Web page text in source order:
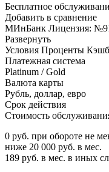
Бесплатное
Добавить в сравнение
МИнБанк Лицензия:
Развернуть
Условия Проценты
Платежная система
Platinum / Gold
Валюта карты
Рубль, доллар, евро
Срок действия
Стоимость
0 руб. при обороте не
ниже 20 000 руб. в мес.
189 руб. в мес. в иных